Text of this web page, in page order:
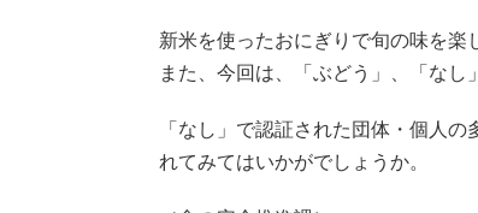
新米を使ったおにぎりで旬の味を楽
また、今回は、「ぶどう」、「なし
「なし」で認証された団体・個人
れてみてはいかがでしょうか。